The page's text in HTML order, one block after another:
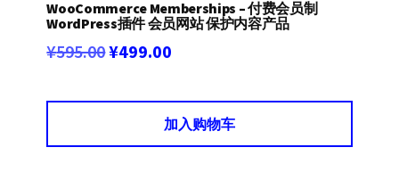
WooCommerce Memberships – 付费会员制
WordPress插件 会员网站 保护内容产品
¥595.00原
为：
¥595.00。
¥499.00
价
格
加入购物车